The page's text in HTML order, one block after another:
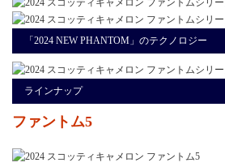
「2024 NEW PHANTOM」のテクノロジー
ラインナップ
ファントム5